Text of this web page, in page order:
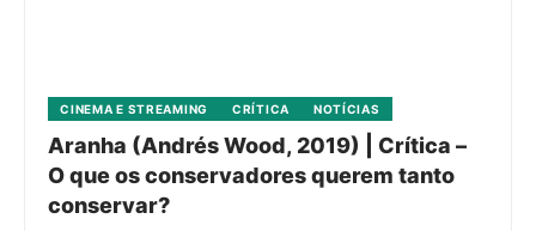
CINEMA E STREAMING CRÍTICA NOTÍCIAS
Aranha (Andrés Wood, 2019) | Crítica –
O que os conservadores querem tanto
conservar?